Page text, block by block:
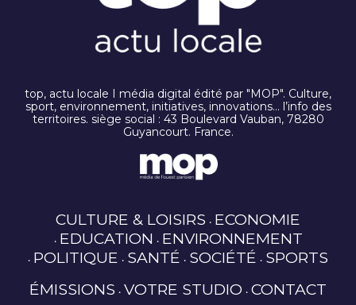
top, actu locale I média digital édité par "MOP". Culture,
sport, environnement, initiatives, innovations… l’info des
territoires. siège social : 43 Boulevard Vauban, 78280
Guyancourt. France.
CULTURE & LOISIRS ECONOMIE
EDUCATION ENVIRONNEMENT
POLITIQUE SANTÉ SOCIÉTÉ SPORTS
ÉMISSIONS VOTRE STUDIO CONTACT